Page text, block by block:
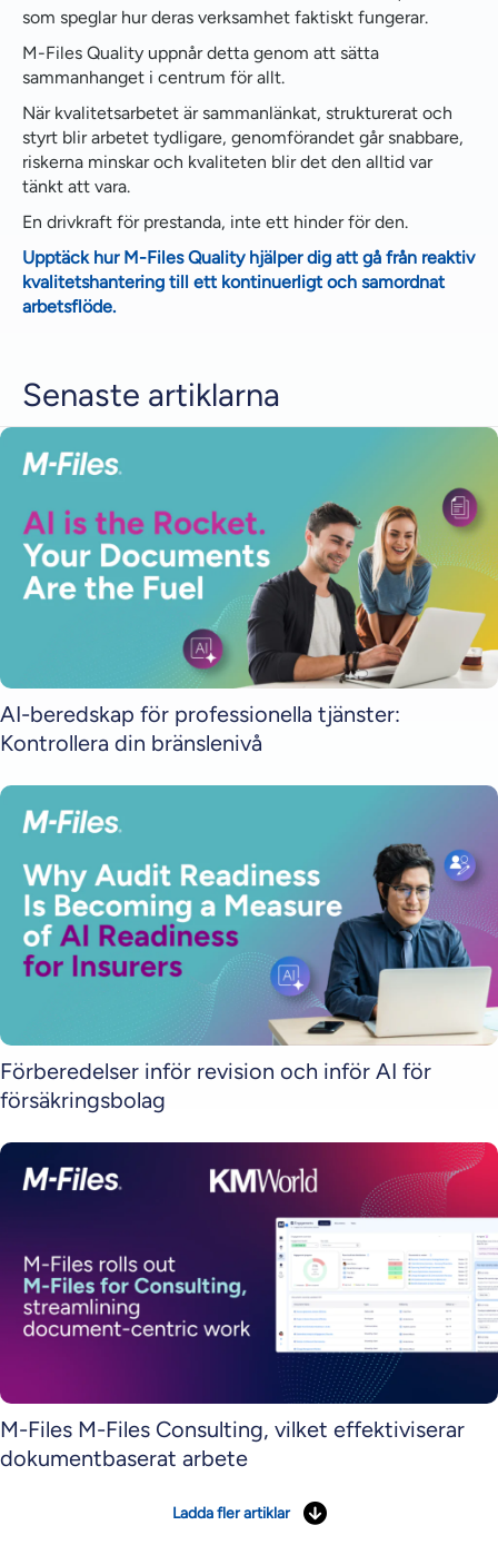
som speglar hur deras verksamhet faktiskt fungerar.
M-Files Quality uppnår detta genom att sätta
sammanhanget i centrum för allt.
När kvalitetsarbetet är sammanlänkat, strukturerat och
styrt blir arbetet tydligare, genomförandet går snabbare,
riskerna minskar och kvaliteten blir det den alltid var
tänkt att vara.
En drivkraft för prestanda, inte ett hinder för den.
Upptäck hur M-Files Quality hjälper dig att gå från reaktiv
kvalitetshantering till ett kontinuerligt och samordnat
arbetsflöde.
Senaste artiklarna
AI-beredskap för professionella tjänster:
Kontrollera din bränslenivå
Förberedelser inför revision och inför AI för
försäkringsbolag
M-Files M-Files Consulting, vilket effektiviserar
dokumentbaserat arbete
Ladda fler artiklar